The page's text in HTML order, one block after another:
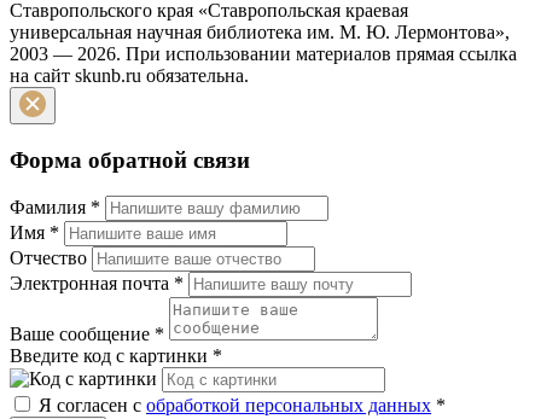
Ставропольского края «Ставропольская краевая
универсальная научная библиотека им. М. Ю. Лермонтова»,
2003 — 2026. При использовании материалов прямая ссылка
на сайт skunb.ru обязательна.
Форма обратной связи
Фамилия *
Имя *
Отчество
Электронная почта *
Ваше сообщение *
Введите код с картинки *
Я согласен с обработкой персональных данных *